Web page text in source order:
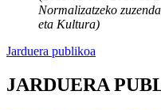
Normalizatzeko
eta Kultura)
Jarduera publikoa
JARDUERA